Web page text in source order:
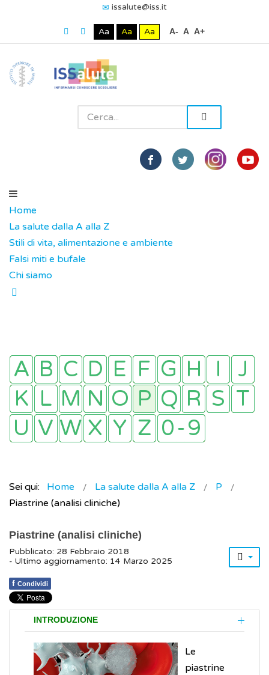
issalute@iss.it
Aa Aa Aa A- A A+
Home
La salute dalla A alla Z
Stili di vita, alimentazione e ambiente
Falsi miti e bufale
Chi siamo
Sei qui: Home La salute dalla A alla Z
P
Piastrine (analisi cliniche)
Piastrine (analisi cliniche)
Pubblicato: 28 Febbraio 2018
- Ultimo aggiornamento: 14 Marzo 2025
f Condividi
INTRODUZIONE
Le
piastrine